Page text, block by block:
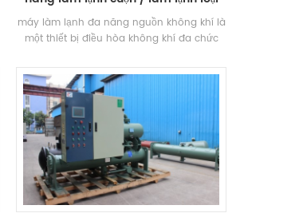
trục vít cho khách sạn / bệnh viện /
biệt thự sử dụng
máy làm lạnh đa năng nguồn không khí là
một thiết bị điều hòa không khí đa chức
sưởi ấm và sản xuất nước nóng sinh hoạt.
nó có thể được tự động chuyển đổi theo
nhiệt độ môi trường xung quanh và nhu
cầu nước nóng, được áp dụng rộng rãi
chokhách sạn, bệnh viện, cộng đồng
thương mại và dân cư, biệt thự, v.v.